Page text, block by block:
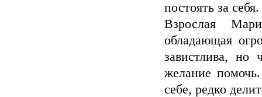
постоять за себя.
Взрослая
обладающая
завистлива, но
желание
себе, редко